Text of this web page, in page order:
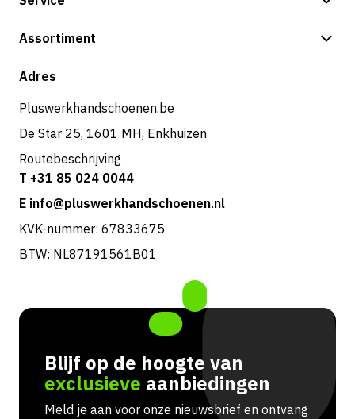
Betalingsmogelijkheden
Retouren & service
Assortiment
Shop
Adres
Pluswerkhandschoenen.be
De Star 25, 1601 MH, Enkhuizen
Routebeschrijving
T +31 85 024 0044
E info@pluswerkhandschoenen.nl
KVK-nummer: 67833675
BTW: NL87191561B01
Blijf op de hoogte van
exclusieve aanbiedingen
Meld je aan voor onze nieuwsbrief en ontvang